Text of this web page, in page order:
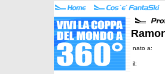
nato a:
il: